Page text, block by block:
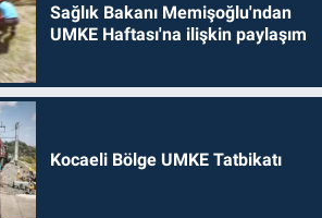
Sağlık Bakanı Memişoğlu'ndan
UMKE Haftası'na ilişkin paylaşım
Kocaeli Bölge UMKE Tatbikatı